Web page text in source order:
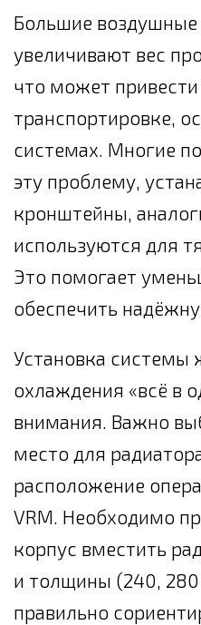
Большие воздушные
увеличивают вес
что может
транспортировке,
системах. Многие
эту проблему,
кронштейны,
используются для
Это помогает
обеспечить
Установка системы
охлаждения «всё в
внимания. Важно
место для
расположение
VRM. Необходимо
корпус вместить
и толщины (240,
правильно